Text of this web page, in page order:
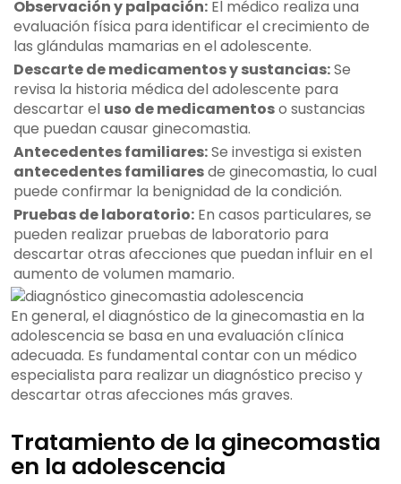
Observación y palpación: El médico realiza una
evaluación física para identificar el crecimiento de
las glándulas mamarias en el adolescente.
Descarte de medicamentos y sustancias:Se
revisa la historia médica del adolescente para
descartar el uso de medicamentoso sustancias
que puedan causar ginecomastia.
Antecedentes familiares:Se investiga si existen
antecedentes familiaresde ginecomastia, lo cual
puede confirmar la benignidad de la condición.
Pruebas de laboratorio: En casos particulares, se
pueden realizar pruebas de laboratorio para
descartar otras afecciones que puedan influir en el
aumento de volumen mamario.
En general, el diagnóstico de la ginecomastia en la
adolescencia se basa en una evaluación clínica
adecuada. Es fundamental contar con un médico
especialista para realizar un diagnóstico preciso y
descartar otras afecciones más graves.
Tratamiento de la ginecomastia
en la adolescencia